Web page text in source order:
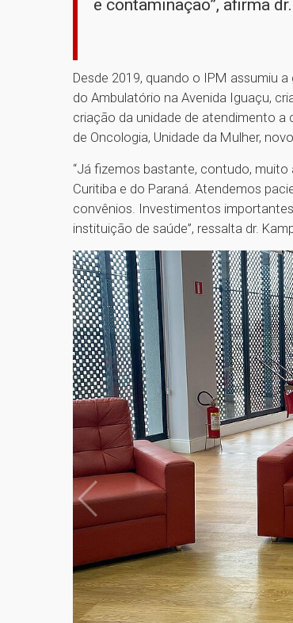
e contaminação”, afirma
Desde 2019, quando o IPM assumiu
do Ambulatório na Avenida Iguaçu,
criação da unidade de atendimento a
de Oncologia, Unidade da Mulher,
“Já fizemos bastante, contudo,
Curitiba e do Paraná. Atendemos
convênios. Investimentos
instituição de saúde”, ressalta dr.